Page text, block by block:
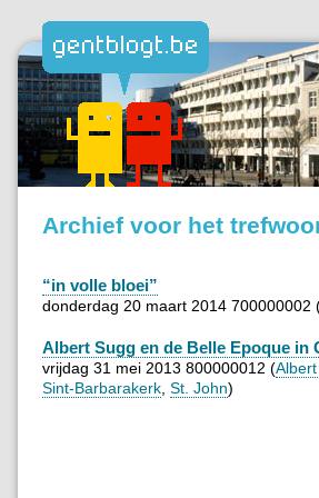
Archief voor het
“in volle bloei”
donderdag 20 maart 2014 700000002
Albert Sugg en de Belle Epoque in
vrijdag 31 mei 2013 800000012 (
Sint-Barbarakerk St. John)